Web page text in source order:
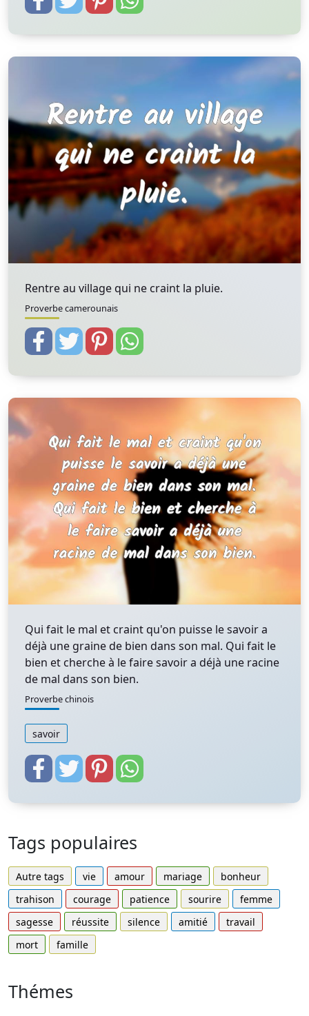
Rentre au village qui ne craint la pluie.
Proverbe camerounais
Qui fait le mal et craint qu'on puisse le savoir a
déjà une graine de bien dans son mal. Qui fait le
bien et cherche à le faire savoir a déjà une racine
de mal dans son bien.
Proverbe chinois
savoir
Tags populaires
Autre tags vie amour mariage
bonheur
trahison
courage patience sourire
femme
sagesse
réussite silence amitié
travail
mort
famille
Thémes